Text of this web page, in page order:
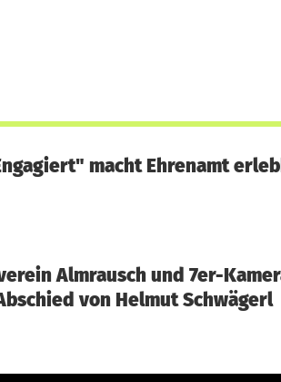
macht Ehrenamt
Almrausch und 7er-
von Helmut Schwägerl